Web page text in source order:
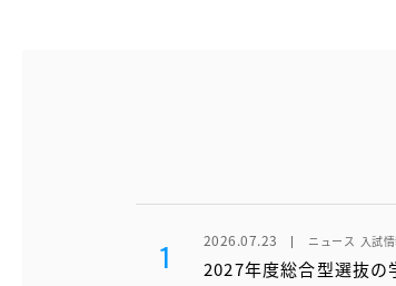
1 2026.07.23 ニュース 入試
2027年度総合型選抜の